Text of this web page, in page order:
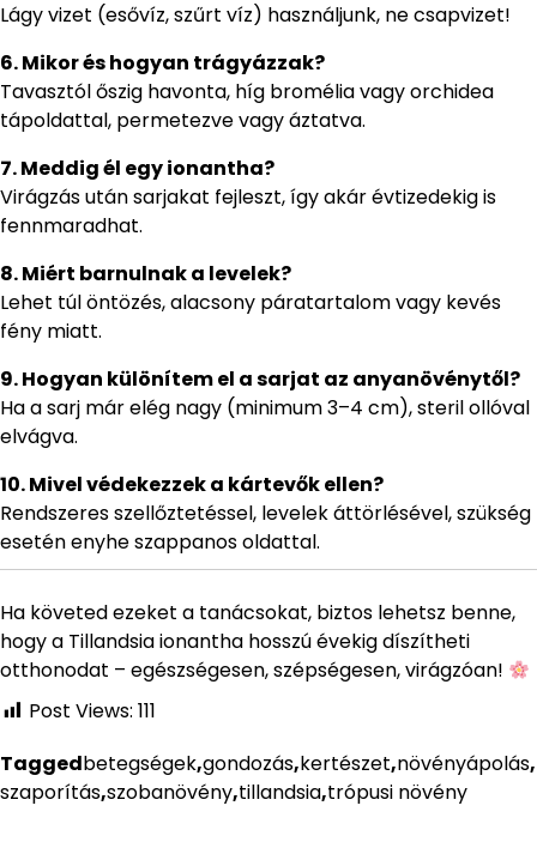
Lágy vizet (esővíz, szűrt víz) használjunk, ne csapvizet!
6. Mikor és hogyan trágyázzak?
Tavasztól őszig havonta, híg bromélia vagy orchidea
tápoldattal, permetezve vagy áztatva.
7. Meddig él egy ionantha?
Virágzás után sarjakat fejleszt, így akár évtizedekig is
fennmaradhat.
8. Miért barnulnak a levelek?
Lehet túl öntözés, alacsony páratartalom vagy kevés
fény miatt.
9. Hogyan különítem el a sarjat az anyanövénytől?
Ha a sarj már elég nagy (minimum 3–4 cm), steril ollóval
elvágva.
10. Mivel védekezzek a kártevők ellen?
Rendszeres szellőztetéssel, levelek áttörlésével, szükség
esetén enyhe szappanos oldattal.
Ha követed ezeket a tanácsokat, biztos lehetsz benne,
hogy a Tillandsia ionantha hosszú évekig díszítheti
otthonodat – egészségesen, szépségesen, virágzóan!
Post Views: 111
Taggedbetegségek,gondozás,kertészet,növényápolás,
szaporítás,szobanövény,tillandsia,trópusi növény